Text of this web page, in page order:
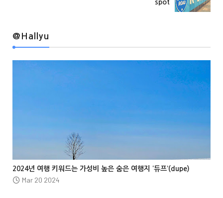
spot
@Hallyu
 

2024년 여행 키워드는 가성비 높은 숨은 여행지 ‘듀프’(dupe)
Mar 20 2024